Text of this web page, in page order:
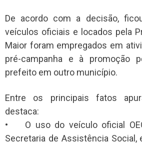
De acordo com a decisão,
veículos oficiais e locados pela
Maior foram empregados em
pré-campanha e à promoção
prefeito em outro município.
Entre os principais fatos
destaca:
• O uso do veículo oficial
Secretaria de Assistência Social,